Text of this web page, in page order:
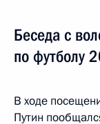
Беседа с
по футболу
В ходе
Путин